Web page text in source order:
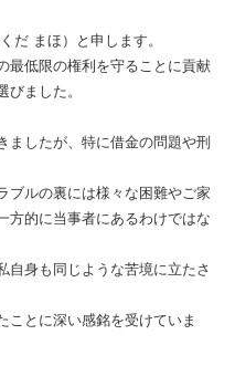
だ まほ）と申します。
最低限の権利を守ることに貢献
ました。
ましたが、特に借金の問題や刑
ブルの裏には様々な困難やご家
方的に当事者にあるわけではな
自身も同じような苦境に立たさ
ことに深い感銘を受けていま